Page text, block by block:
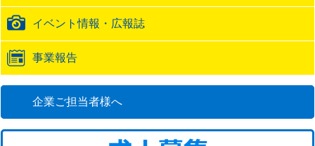
イベント情報・広報誌
事業報告
企業ご担当者様へ